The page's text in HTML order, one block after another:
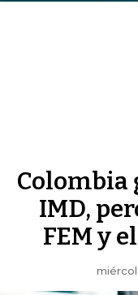
Colombia
IMD,
FEM y